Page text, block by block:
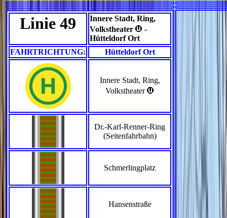
Linie 49
Innere Stadt, Ring,
Volkstheater > -
Hütteldorf Ort
FAHRTRICHTUNG:
Hütteldorf Ort
Innere Stadt, Ring,
Volkstheater>
Dr.-Karl-Renner-Ring
(Seitenfahrbahn)
Schmerlingplatz
Hansenstraße